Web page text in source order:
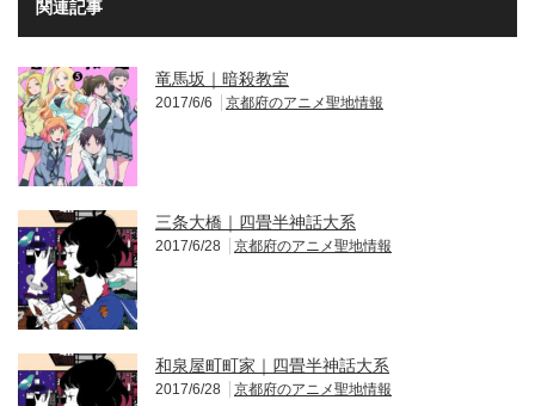
関連記事
竜馬坂｜暗殺教室
2017/6/6 京都府のアニメ聖地情報
三条大橋｜四畳半神話大系
2017/6/28 京都府のアニメ聖地情報
和泉屋町町家｜四畳半神話大系
2017/6/28 京都府のアニメ聖地情報